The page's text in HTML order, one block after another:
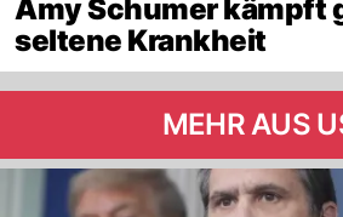
Amy Schumer kämpft
seltene Krankheit
MEHR AUS